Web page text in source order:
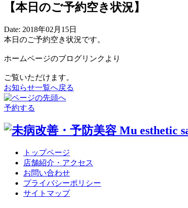
【本日のご予約空き状況】
Date: 2018年02月15日
本日のご予約空き状況です。
ホームページのブログリンクより
ご覧いただけます。
お知らせ一覧へ戻る
予約する
トップページ
店舗紹介・アクセス
お問い合わせ
プライバシーポリシー
サイトマップ